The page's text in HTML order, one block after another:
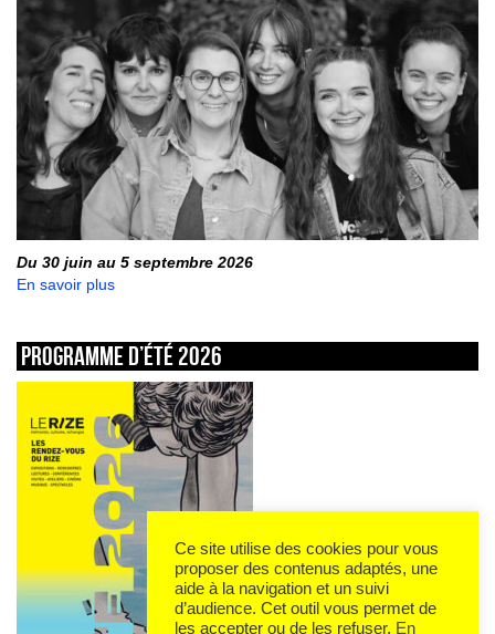
Du 30 juin au 5 septembre 2026
En savoir plus
Programme d’été 2026
Ce site utilise des cookies pour vous
proposer des contenus adaptés, une
aide à la navigation et un suivi
d’audience. Cet outil vous permet de
les accepter ou de les refuser. En